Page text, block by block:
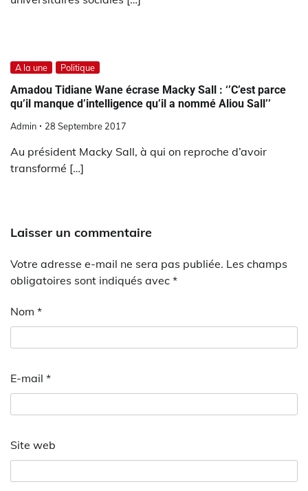
A la une Politique
Amadou Tidiane Wane écrase Macky Sall : ‘’C’est parce
qu’il manque d’intelligence qu’il a nommé Aliou Sall’’
Admin 28 Septembre 2017
Au président Macky Sall, à qui on reproche d’avoir
transformé […]
Laisser un commentaire
Votre adresse e-mail ne sera pas publiée. Les champs
obligatoires sont indiqués avec *
Nom *
E-mail *
Site web